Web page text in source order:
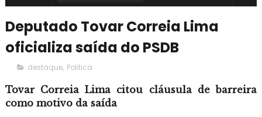
Deputado Tovar Correia Lima
oficializa saída do PSDB
destaque, Politica
Tovar Correia Lima citou cláusula de barreira
como motivo da saída